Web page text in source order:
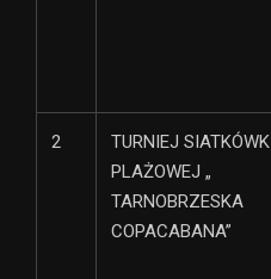
2
TURNIEJ SIATKÓWKI
PLAŻOWEJ „
TARNOBRZESKA
COPACABANA”